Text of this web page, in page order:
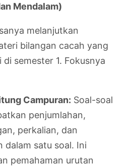
Mendalam)
melanjutkan
bilangan cacah yang
di semester 1. Fokusnya
Campuran: Soal-soal
penjumlahan,
perkalian, dan
dalam satu soal. Ini
pemahaman urutan